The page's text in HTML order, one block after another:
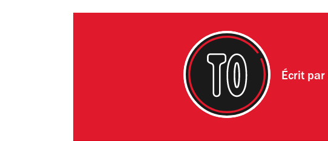
Écrit par